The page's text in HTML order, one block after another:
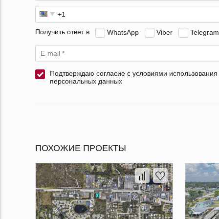
Получить ответ в WhatsApp Viber Telegram
Подтверждаю согласие с условиями использования
персональных данных
ПОХОЖИЕ ПРОЕКТЫ